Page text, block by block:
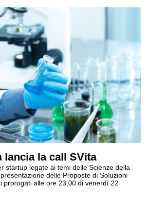
lancia la call SVita
startup legate ai temi delle Scienze della
delle Proposte di Soluzioni
prorogati alle ore 23,00 di venerdì 22